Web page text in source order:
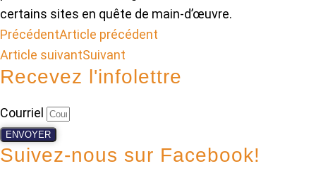
certains sites en quête de main-d’œuvre.
PrécédentArticle précédent
Article suivantSuivant
Recevez l'infolettre
Courriel
ENVOYER
Suivez-nous sur Facebook!